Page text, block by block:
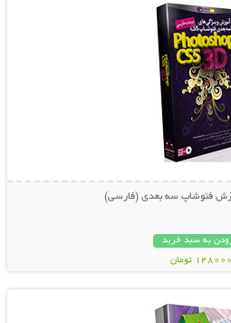
فتوشاپ سه بعدی (فارسی)
به سبد خرید
148000 تومان